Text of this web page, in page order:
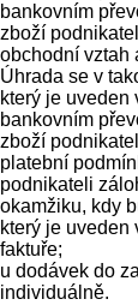
bankovním
zboží
obchodní vztah
Úhrada se v
který je uveden
bankovním
zboží
platební
podnikateli
okamžiku, kdy
který je uveden
faktuře;
u dodávek do
individuálně.